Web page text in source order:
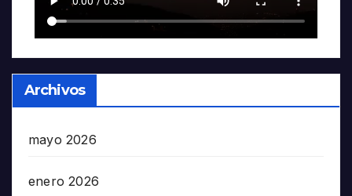
Archivos
mayo 2026
enero 2026